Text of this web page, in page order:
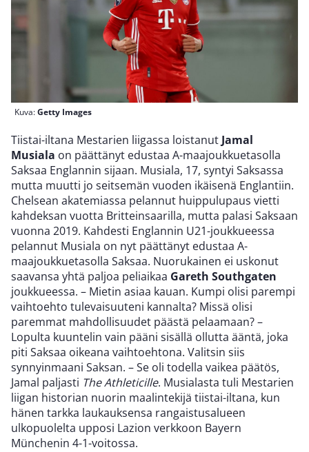
Kuva:Getty Images
Tiistai-iltana Mestarien liigassa loistanutJamal
Musiala on päättänyt edustaa A-maajoukkuetasolla
Saksaa Englannin sijaan. Musiala, 17, syntyi Saksassa
mutta muutti jo seitsemän vuoden ikäisenä Englantiin.
Chelsean akatemiassa pelannut huippulupaus vietti
kahdeksan vuotta Britteinsaarilla, mutta palasi Saksaan
vuonna 2019. Kahdesti Englannin U21-joukkueessa
pelannut Musiala on nyt päättänyt edustaa A-
maajoukkuetasolla Saksaa. Nuorukainen ei uskonut
saavansa yhtä paljoa peliaikaa Gareth Southgaten
joukkueessa. – Mietin asiaa kauan. Kumpi olisi parempi
vaihtoehto tulevaisuuteni kannalta? Missä olisi
paremmat mahdollisuudet päästä pelaamaan? –
Lopulta kuuntelin vain pääni sisällä ollutta ääntä, joka
piti Saksaa oikeana vaihtoehtona. Valitsin siis
synnyinmaani Saksan. – Se oli todella vaikea päätös,
Jamal paljasti The Athleticille. Musialasta tuli Mestarien
liigan historian nuorin maalintekijä tiistai-iltana, kun
hänen tarkka laukauksensa rangaistusalueen
ulkopuolelta upposi Lazion verkkoon Bayern
Münchenin 4-1-voitossa.